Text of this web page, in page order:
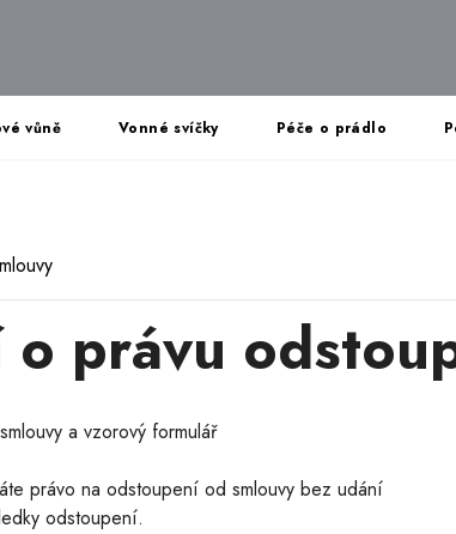
vůně Vonné svíčky Péče o prádlo
o právu
a vzorový formulář
právo na odstoupení od smlouvy bez udání
odstoupení.